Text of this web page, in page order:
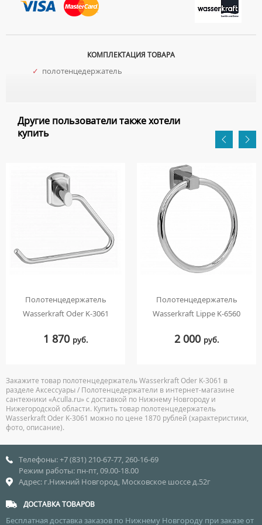
КОМПЛЕКТАЦИЯ ТОВАРА
✓ полотенцедержатель
Другие пользователи также хотели
купить
Полотенцедержатель
Wasserkraft Oder K-3061
1 870 руб.
Полотенцедержатель
Wasserkraft Lippe K-6560
2 000 руб.
Закажите товар полотенцедержатель Wasserkraft Oder K-3061 в
разделе Аксессуары / Полотенцедержатели в интернет-магазине
сантехники «Aculla.ru» с доставкой по Нижнему Новгороду и
Нижегородской области. Купить товар полотенцедержатель
Wasserkraft Oder K-3061 можно по цене 1870 рублей (характеристики,
фото, описание).
Телефоны: +7 (831) 210-67-77, 260-16-69
Режим работы: пн-пт, 09.00-18.00
Адрес: г.Нижний Новгород, Московское шоссе д.52г
ДОСТАВКА ТОВАРОВ
Бесплатная доставка заказов по Нижнему Новгороду при заказе от